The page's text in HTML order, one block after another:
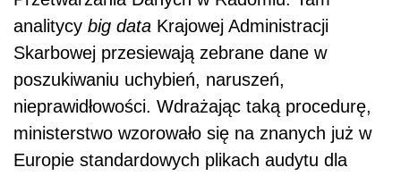
analitycy big data Krajowej Administracji
Skarbowej przesiewają zebrane dane w
poszukiwaniu uchybień, naruszeń,
nieprawidłowości. Wdrażając taką procedurę,
ministerstwo wzorowało się na znanych już w
Europie standardowych plikach audytu dla